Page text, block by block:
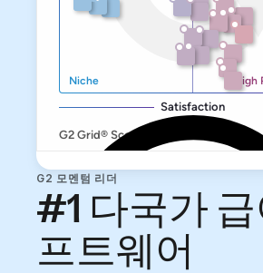
G2 모멘텀 리더
#1 다국가
프트웨어